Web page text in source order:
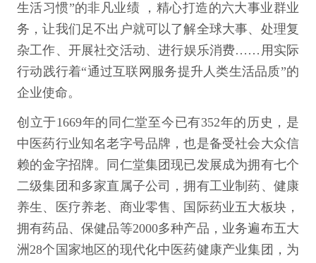
生活习惯”的非凡业绩 ，精心打造的六大事业群业
务，让我们足不出户就可以了解全球大事、处理复
杂工作、开展社交活动、进行娱乐消费……用实际
行动践行着“通过互联网服务提升人类生活品质”的
企业使命。
创立于1669年的同仁堂至今已有352年的历史，是
中医药行业知名老字号品牌，也是备受社会大众信
赖的金字招牌。同仁堂集团现已发展成为拥有七个
二级集团和多家直属子公司，拥有工业制药、健康
养生、医疗养老、商业零售、国际药业五大板块，
拥有药品、保健品等2000多种产品，业务遍布五大
洲28个国家地区的现代化中医药健康产业集团，为